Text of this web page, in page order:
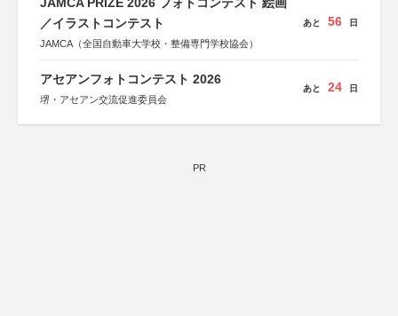
／イラストコンテスト
JAMCA（全国自動車大学校・整備専門学校協会）
あと 56 日
アセアンフォトコンテスト 2026
堺・アセアン交流促進委員会
あと 24 日
PR